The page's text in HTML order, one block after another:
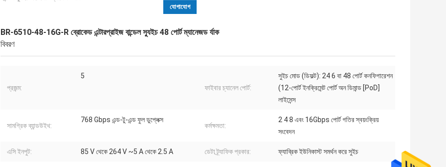
যোগাযোগ
BR-6510-48-16G-R ব্রোকেড এন্টারপ্রাইজ বান্ডেল স্যুইচ 48 পোর্ট ম্যানেজড র্যাক
বিবরণ
প্রজন্ম:
5
ফাইবার চ্যানেল পোর্ট:
সুইচ মোড (ডিফল্ট): 24 6 বা 48 পোর্ট কনফিগারেশন
(12-পোর্ট ইনক্রিমেন্ট পোর্ট অন ডিমান্ড [PoD]
লাইসেন্স
সামগ্রিক ব্যান্ডউইথ:
768 Gbps এন্ড-টু-এন্ড ফুল ডুপ্লেক্স
কর্মক্ষমতা:
2 4 8 এবং 16Gbps পোর্ট গতির স্বয়ংক্রিয়
সংবেদন
এসি ইনপুট: 85 V থেকে 264 V ~5 A থেকে 2.5 A ডেটা ট্র্যাফিক প্রকার: ফ্যাব্রিক ইউনিকাস্ট সমর্থন করে সুইচ